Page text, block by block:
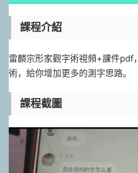
課程介紹
雷麟宗形家觀字術視頻+課件pdf
術，給你增加更多的測字思路。
課程截圖